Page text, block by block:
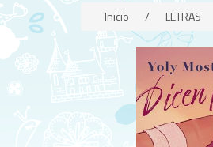
Inicio / LETRAS